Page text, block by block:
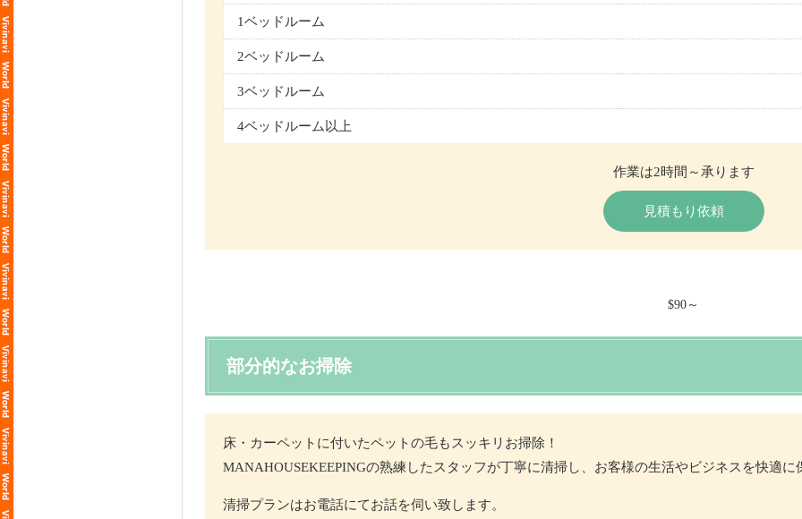
1ベッドルーム
2ベッドルーム
3ベッドルーム
4ベッドルーム以上
作業は2時間～承ります
見積もり依頼
部分的なお掃除
床・カーペットに付いたペットの毛もスッキリお掃除！
MANAHOUSEKEEPINGの熟練したスタッフが丁寧に清掃し、お客様の生活やビジネスを快適に
清掃プランはお電話にてお話を伺い致します。